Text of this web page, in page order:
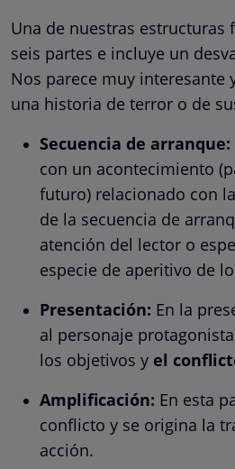
Una de nuestras estructuras
seis partes e incluye un
Nos parece muy interesante
una historia de terror o de
Secuencia de arranque:
con un acontecimiento
futuro) relacionado con
de la secuencia de
atención del lector o
especie de aperitivo de
Presentación: En la
al personaje
los objetivos y el
Amplificación: En esta
conflicto y se origina la
acción.